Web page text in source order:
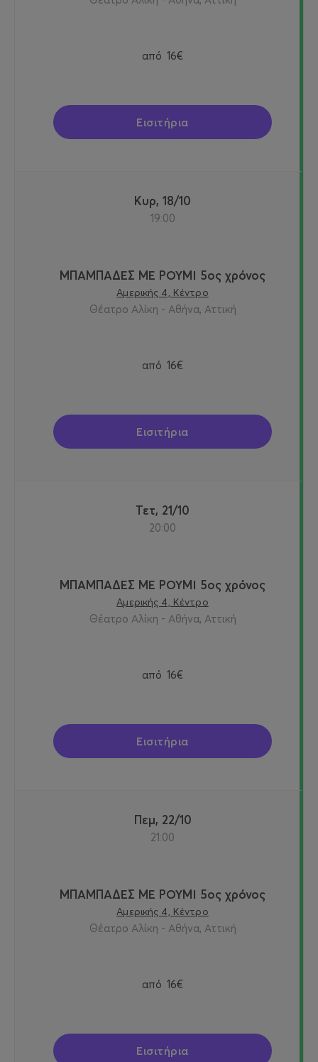
από 16€
Εισιτήρια
Κυρ, 18/10
19:00
ΜΠΑΜΠΑΔΕΣ ΜΕ ΡΟΥΜΙ 5ος χρόνος
Αμερικής 4, Κέντρο
Θέατρο Αλίκη - Αθήνα, Αττική
από 16€
Εισιτήρια
Τετ, 21/10
20:00
ΜΠΑΜΠΑΔΕΣ ΜΕ ΡΟΥΜΙ 5ος χρόνος
Αμερικής 4, Κέντρο
Θέατρο Αλίκη - Αθήνα, Αττική
από 16€
Εισιτήρια
Πεμ, 22/10
21:00
ΜΠΑΜΠΑΔΕΣ ΜΕ ΡΟΥΜΙ 5ος χρόνος
Αμερικής 4, Κέντρο
Θέατρο Αλίκη - Αθήνα, Αττική
από 16€
Εισιτήρια